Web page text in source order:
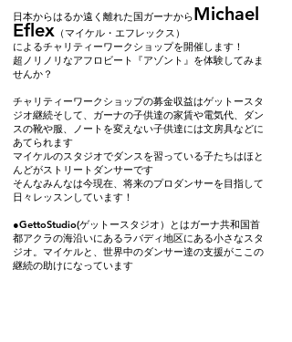
日本からはるか遠く離れた国ガーナからMichael
Eflex （マイケル・エフレックス）
によるチャリティーワークショップを開催します！
超ノリノリなアフロビート『アゾント』を体験してみま
せんか？
チャリティーワークショップの募金収益はゲットースタ
ジオ継続そして、ガーナの子供達の家賃や電気代、ダン
スの靴や服、ノートを変えない子供達には文房具などに
あてられます
マイケルのスタジオでダンスを習っている子たちはほと
んどがストリートダンサーです
そんなみんなは今現在、将来のプロダンサーを目指して
日々レッスンしています！
●GettoStudio(ゲットースタジオ）とはガーナ共和国首
都アクラの海沿いにあるラバディ地区にある小さなスタ
ジオ。マイケルと、世界中のダンサー達の支援がここの
継続の助けになっています